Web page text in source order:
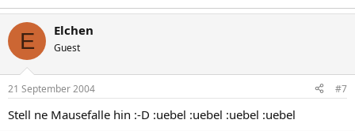
E Elchen
Guest
21 September 2004 #7
Stell ne Mausefalle hin :-D :uebel :uebel :uebel :uebel